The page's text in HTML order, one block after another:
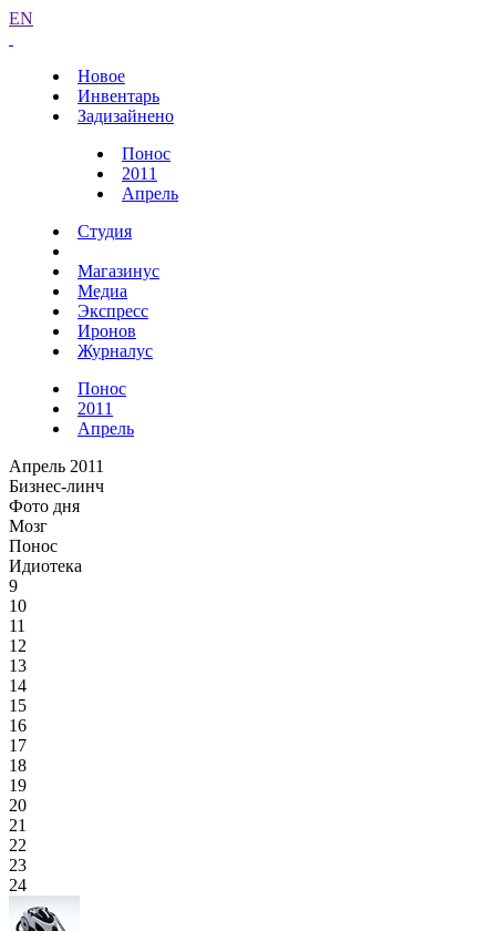
EN
Новое
Инвентарь
Задизайнено
Понос
2011
Апрель
Студия
Магазинус
Медиа
Экспресс
Иронов
Журналус
Понос
2011
Апрель
Апрель 2011
Бизнес-линч
Фото дня
Мозг
Понос
Идиотека
9
10
11
12
13
14
15
16
17
18
19
20
21
22
23
24